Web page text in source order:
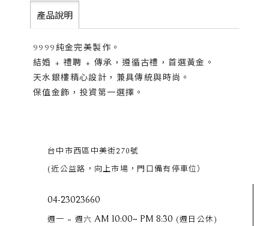
產品說明
9999純金完美製作。
結婚 + 禮聘 + 傳承，遵循古禮，首選黃金。
天水銀樓精心設計，兼具傳統與時尚。
保值金飾，投資第一選擇。
台中市西區中美街270號
(近公益路，向上市場，門口備有停車位）
04-23023660
週一 ~ 週六AM 10:00~ PM 8:30 (週日公休)